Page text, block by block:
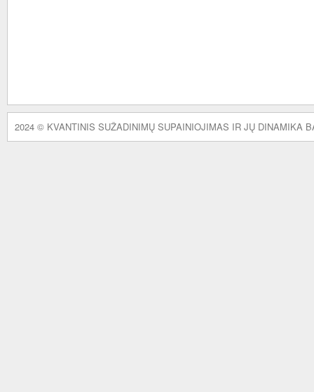
2024 © KVANTINIS SUŽADINIMŲ SUPAINIOJIMAS IR JŲ DINAMIKA